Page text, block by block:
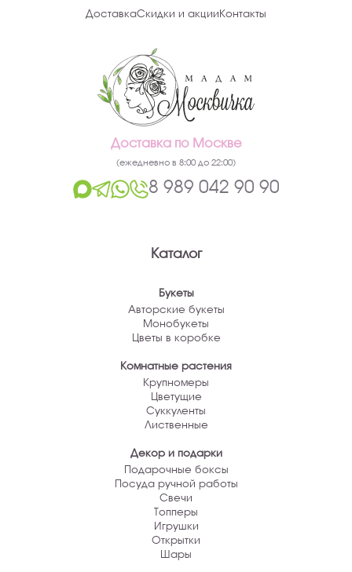
ДоставкаСкидки и акции Контакты
Доставка по Москве
(ежедневно в 8:00 до 22:00)
8 989 042 90 90
Каталог
Букеты
Авторские букеты
Монобукеты
Цветы в коробке
Комнатные растения
Крупномеры
Цветущие
Суккуленты
Лиственные
Декор и подарки
Подарочные боксы
Посуда ручной работы
Свечи
Топперы
Игрушки
Открытки
Шары